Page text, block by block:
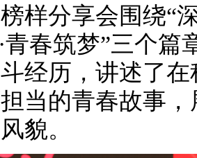
分享会围绕“深
青春筑梦”三个
经历，讲述了
当的青春故事
貌。